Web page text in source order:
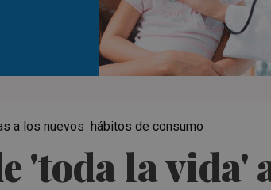
'toda la vida'
a los nuevos hábitos de consumo